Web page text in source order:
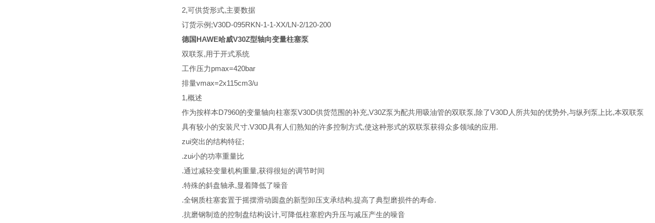
2,可供货形式,主要数据
订货示例;V30D-095RKN-1-1-XX/LN-2/120-200
德国HAWE哈威V30Z型轴向变量柱塞泵
双联泵,用于开式系统
工作压力pmax=420bar
排量vmax=2x115cm3/u
1,概述
作为按样本D7960的变量轴向柱塞泵V30D供货范围的补充,V30Z泵为配共用吸油管的双联泵,除了V30D人所共知的优势外,与纵列泵上比,本双联泵
具有较小的安装尺寸.V30D具有人们熟知的许多控制方式,使这种形式的双联泵获得众多领域的应用.
zui突出的结构特征;
.zui小的功率重量比
.通过减轻变量机构重量,获得很短的调节时间
.特殊的斜盘轴承,显着降低了噪音
.全钢质柱塞套置于摇摆滑动圆盘的新型卸压支承结构,提高了典型磨损件的寿命.
.抗磨钢制造的控制盘结构设计,可降低柱塞腔内升压与减压产生的噪音